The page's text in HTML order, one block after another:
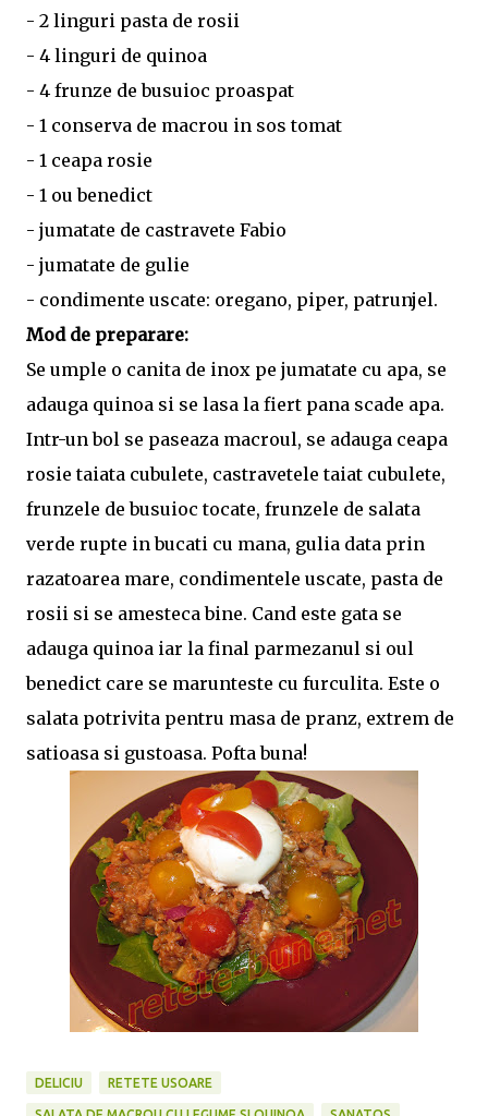
- 2 linguri pasta de rosii
- 4 linguri de quinoa
- 4 frunze de busuioc proaspat
- 1 conserva de macrou in sos tomat
- 1 ceapa rosie
- 1 ou benedict
- jumatate de castravete Fabio
- jumatate de gulie
- condimente uscate: oregano, piper, patrunjel.
Mod de preparare:
Se umple o canita de inox pe jumatate cu apa, se
adauga quinoa si se lasa la fiert pana scade apa.
Intr-un bol se paseaza macroul, se adauga ceapa
rosie taiata cubulete, castravetele taiat cubulete,
frunzele de busuioc tocate, frunzele de salata
verde rupte in bucati cu mana, gulia data prin
razatoarea mare, condimentele uscate, pasta de
rosii si se amesteca bine. Cand este gata se
adauga quinoa iar la final parmezanul si oul
benedict care se marunteste cu furculita. Este o
salata potrivita pentru masa de pranz, extrem de
satioasa si gustoasa. Pofta buna!
DELICIU RETETE USOARE